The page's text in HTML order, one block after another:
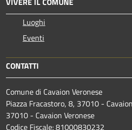
Luoghi
Eventi
CONTATTI
Comune di Cavaion Veronese
Piazza Fracastoro, 8, 37010 -
37010 - Cavaion Veronese
Codice Fiscale: 81000830232